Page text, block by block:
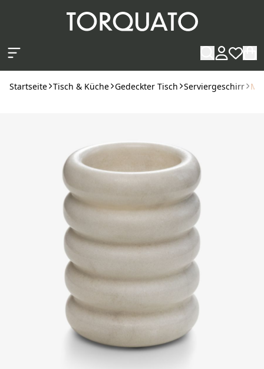
Startseite Tisch & Küche Gedeckter Tisch Serviergeschirr